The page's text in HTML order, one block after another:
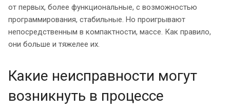
от первых, более функциональные, с возможностью
программирования, стабильные. Но проигрывают
непосредственным в компактности, массе. Как правило,
они больше и тяжелее их.
Какие неисправности могут
возникнуть в процессе